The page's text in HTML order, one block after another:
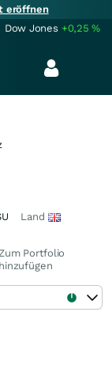
eröffnen
Dow Jones +0,25%
Land
Portfolio
hinzufügen